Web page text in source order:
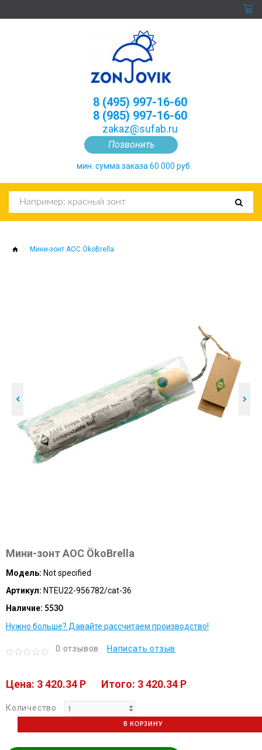
Позвонить
8 (495) 997-16-60
8 (985) 997-16-60
zakaz@sufab.ru
мин. сумма заказа 60 000 руб.
Мини-зонт AOC ÖkoBrella
Мини-зонт AOC ÖkoBrella
Модель: Not specified
Артикул: NTEU22-956782/cat-36
Наличие: 5530
Нужно больше? Давайте рассчитаем производство!
0 отзывов Написать отзыв
Цена: 3 420.34 P Итого: 3 420.34 P
Количество
В КОРЗИНУ